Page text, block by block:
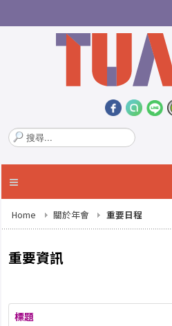
搜
尋
.
Home 關於年會 重要日程
重要資訊
標題